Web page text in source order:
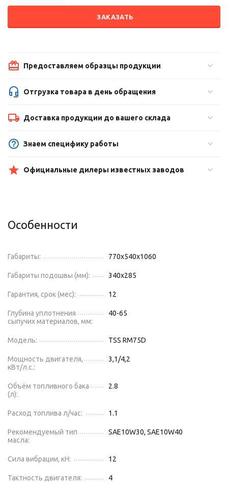
ЗАКАЗАТЬ
Предоставляем образцы продукции
Отгрузка товара в день обращения
Доставка продукции до вашего склада
Знаем специфику работы
Официальные дилеры известных заводов
Особенности
Габариты: 770x540x1060
Габариты подошвы (мм): 340х285
Гарантия, срок (мес): 12
Глубина уплотнения
сыпучих материалов, мм:
40-65
Модель: TSS RM75D
Мощность двигателя,
кВт/л.с.:
3,1/4,2
Объём топливного бака
(л):
2.8
Расход топлива л/час: 1.1
Рекомендуемый тип
масла:
SAE10W30, SAE10W40
Сила вибрации, кН: 12
Тактность двигателя: 4